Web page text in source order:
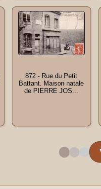
872 - Rue du Petit
Battant. Maison natale
de PIERRE JOS...